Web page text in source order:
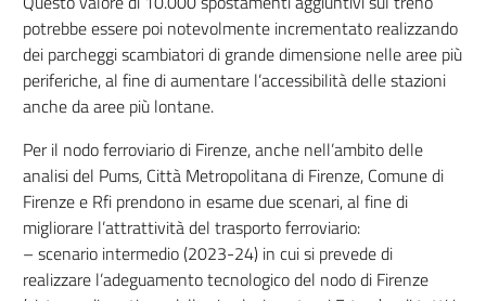
potrebbe essere poi notevolmente incrementato realizzando
dei parcheggi scambiatori di grande dimensione nelle aree più
periferiche, al fine di aumentare l’accessibilità delle stazioni
anche da aree più lontane.
Per il nodo ferroviario di Firenze, anche nell’ambito delle
analisi del Pums, Città Metropolitana di Firenze, Comune di
Firenze e Rfi prendono in esame due scenari, al fine di
migliorare l’attrattività del trasporto ferroviario:
– scenario intermedio (2023-24) in cui si prevede di
realizzare l’adeguamento tecnologico del nodo di Firenze